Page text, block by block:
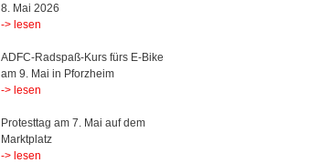
8. Mai 2026
-> lesen
ADFC-Radspaß-Kurs fürs E-Bike
am 9. Mai in Pforzheim
-> lesen
Protesttag am 7. Mai auf dem
Marktplatz
-> lesen